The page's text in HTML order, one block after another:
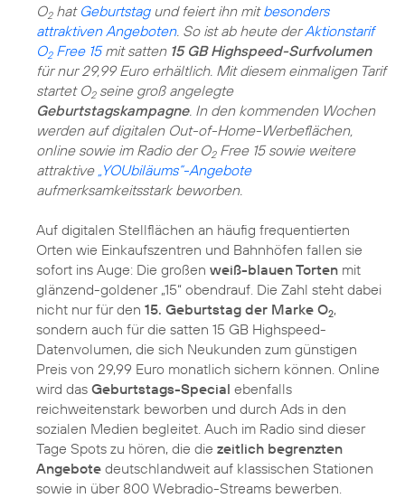
O2hat Geburtstagund feiert ihn mitbesonders
attraktiven Angeboten. So ist ab heute derAktionstarif
O2Free 15mit satten 15 GB Highspeed-Surfvolumen
für nur 29,99 Euro erhältlich. Mit diesem einmaligen Tarif
startet O2seine groß angelegte
Geburtstagskampagne. In den kommenden Wochen
werden auf digitalen Out-of-Home-Werbeflächen,
online sowie im Radio der O2Free 15 sowie weitere
attraktive „YOUbiläums“-Angebote
aufmerksamkeitsstark beworben.
Auf digitalen Stellflächen an häufig frequentierten
Orten wie Einkaufszentren und Bahnhöfen fallen sie
sofort ins Auge: Die großen weiß-blauen Torten mit
glänzend-goldener „15“ obendrauf. Die Zahl steht dabei
nicht nur für den 15. Geburtstag der Marke O2,
sondern auch für die satten 15 GB Highspeed-
Datenvolumen, die sich Neukunden zum günstigen
Preis von 29,99 Euro monatlich sichern können. Online
wird das Geburtstags-Special ebenfalls
reichweitenstark beworben und durch Ads in den
sozialen Medien begleitet. Auch im Radio sind dieser
Tage Spots zu hören, die die zeitlich begrenzten
Angebote deutschlandweit auf klassischen Stationen
sowie in über 800 Webradio-Streams bewerben.